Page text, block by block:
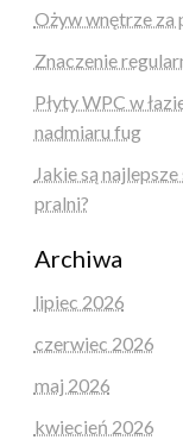
Ożyw wnętrze za
Znaczenie
Płyty WPC w
nadmiaru fug
Jakie są
pralni?
Archiwa
lipiec 2026
czerwiec 2026
maj 2026
kwiecień 2026